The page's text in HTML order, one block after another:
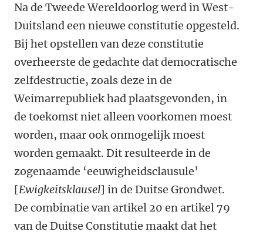
Na de Tweede Wereldoorlog werd in West-
Duitsland een nieuwe constitutie opgesteld.
Bij het opstellen van deze constitutie
overheerste de gedachte dat democratische
zelfdestructie, zoals deze in de
Weimarrepubliek had plaatsgevonden, in
de toekomst niet alleen voorkomen moest
worden, maar ook onmogelijk moest
worden gemaakt. Dit resulteerde in de
zogenaamde ‘eeuwigheidsclausule’
[Ewigkeitsklausel] in de Duitse Grondwet.
De combinatie van artikel 20 en artikel 79
van de Duitse Constitutie maakt dat het